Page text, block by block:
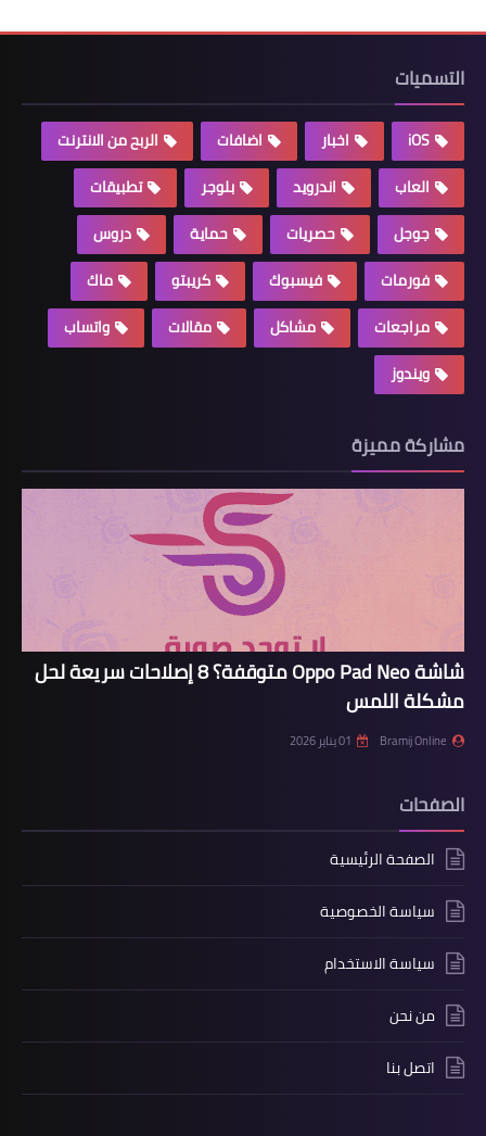
التسميات
iOS اخبار اضافات
الربح من الانترنت
العاب
اندرويد بلوجر
تطبيقات
جوجل
حصريات حماية
دروس
فورمات
فيسبوك كريبتو
ماك
مراجعات
مشاكل مقالات
واتساب
ويندوز
مشاركة مميزة
شاشة Oppo Pad Neo متوقفة؟ 8 إصلاحات سريعة لحل
مشكلة اللمس
Bramij Online 01 يناير 2026
الصفحات
الصفحة الرئيسية
سياسة الخصوصية
سياسة الاستخدام
من نحن
اتصل بنا